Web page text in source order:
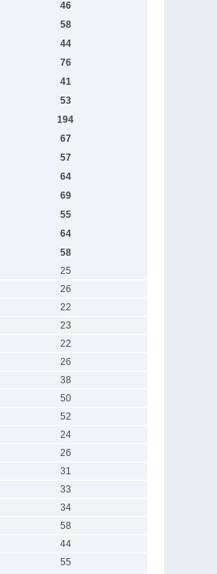
46
58
44
76
41
53
194
67
57
64
69
55
64
58
25
26
22
23
22
26
38
50
52
24
26
31
33
34
58
44
55